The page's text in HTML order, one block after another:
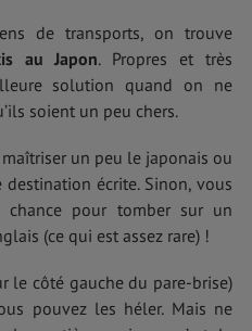
de transports, on trouve
au Japon. Propres et très
solution quand on ne
soient un peu chers.
un peu le japonais ou
destination écrite. Sinon, vous
chance pour tomber sur un
(ce qui est assez rare) !
le côté gauche du pare-brise)
pouvez les héler. Mais ne